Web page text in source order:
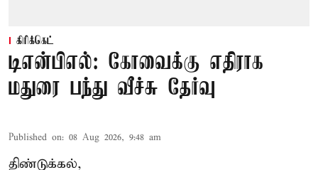
கிரிக்கெட்
டிஎன்பிஎல்: கோவைக்கு எதிராக
மதுரை பந்து வீச்சு தேர்வு
Published on: 08 Aug 2026, 9:48 am
திண்டுக்கல்,